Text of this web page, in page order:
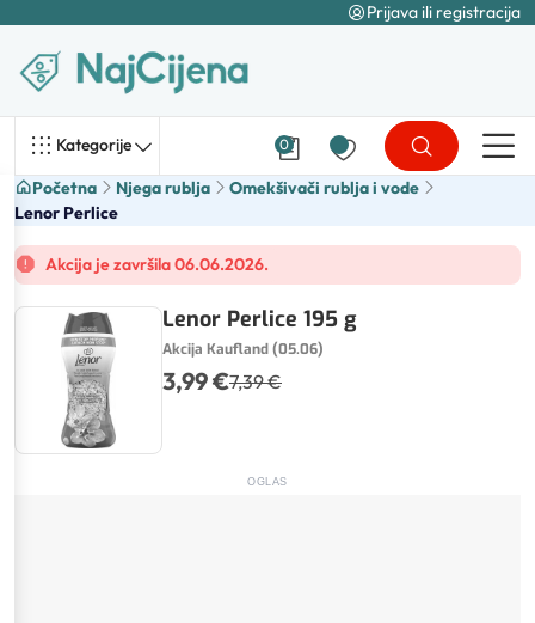
Prijava ili registracija
Kategorije 0
Početna Njega rublja
Omekšivači rublja i vode
Lenor Perlice
Akcija je završila 06.06.2026.
Lenor Perlice 195 g
Akcija Kaufland (05.06)
3,99 €7,39 €
OGLAS